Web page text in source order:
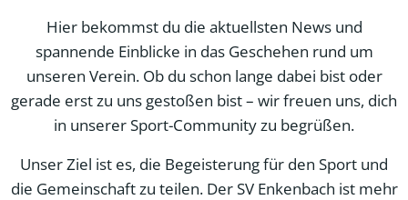
Hier bekommst du die aktuellsten News und
spannende Einblicke in das Geschehen rund um
unseren Verein. Ob du schon lange dabei bist oder
gerade erst zu uns gestoßen bist – wir freuen uns, dich
in unserer Sport-Community zu begrüßen.
Unser Ziel ist es, die Begeisterung für den Sport und
die Gemeinschaft zu teilen. Der SV Enkenbach ist mehr